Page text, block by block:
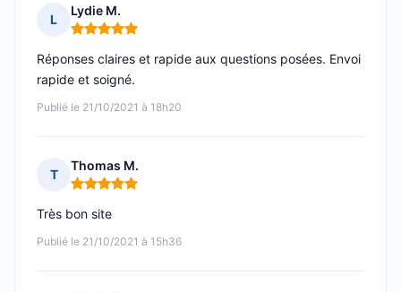
L
Lydie M.
Note : 5 sur 5
Publié le 21/10/2021 à 18h20
Réponses claires et rapide aux questions posées. Envoi
rapide et soigné.
T
Thomas M.
Note : 5 sur 5
Publié le 21/10/2021 à 15h36
Très bon site